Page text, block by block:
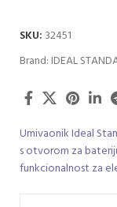
SKU: 32451
Brand: IDEAL
Umivaonik Ideal
s otvorom za
funkcionalnost za